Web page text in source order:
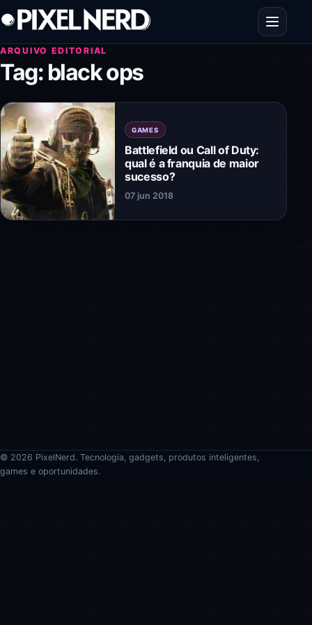
Pular para o conteúdo
Abrir
ARQUIVO EDITORIAL
Tag: black ops
GAMES
Battlefield ou Call of Duty:
qual é a franquia de maior
sucesso?
07 jun 2018
© 2026 PixelNerd. Tecnologia, gadgets, produtos inteligentes,
games e oportunidades.